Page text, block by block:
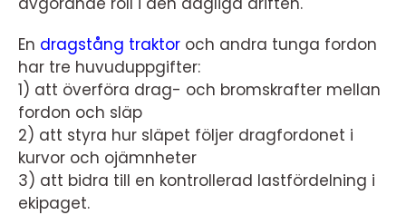
En dragstång traktor och andra tunga fordon
har tre huvuduppgifter:
1) att överföra drag- och bromskrafter mellan
fordon och släp
2) att styra hur släpet följer dragfordonet i
kurvor och ojämnheter
3) att bidra till en kontrollerad lastfördelning i
ekipaget.